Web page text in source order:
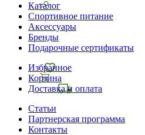
Каталог
Спортивное питание
Аксессуары
Бренды
Подарочные сертификаты
Избранное
Корзина
Доставка и оплата
Статьи
Партнерская программа
Контакты